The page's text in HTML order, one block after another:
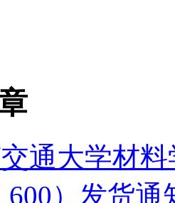
通大学材
600）发货通